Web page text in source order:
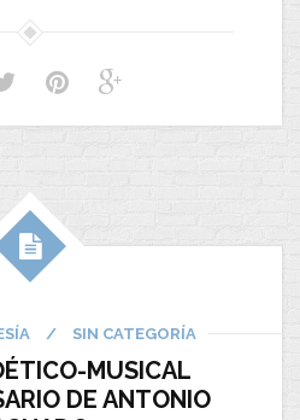
/ SIN CATEGORÍA
MUSICAL
DE ANTONIO